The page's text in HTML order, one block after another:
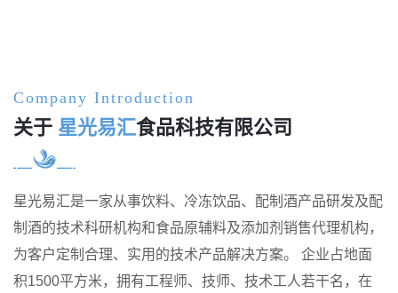
Company Introduction
关于 星光易汇食品科技有限公司
星光易汇是一家从事饮料、冷冻饮品、配制酒产品研发及配
制酒的技术科研机构和食品原辅料及添加剂销售代理机构，
为客户定制合理、实用的技术产品解决方案。 企业占地面
积1500平方米，拥有工程师、技师、技术工人若干名，在